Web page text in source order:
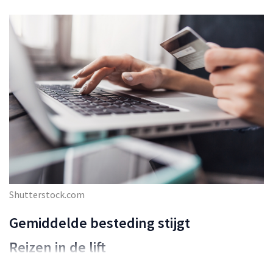
Shutterstock.com
Gemiddelde besteding stijgt
Reizen in de lift